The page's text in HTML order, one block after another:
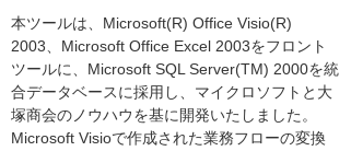
本ツールは、Microsoft(R) Office Visio(R)
2003、Microsoft Office Excel 2003をフロント
ツールに、Microsoft SQL Server(TM) 2000を統
合データベースに採用し、マイクロソフトと大
塚商会のノウハウを基に開発いたしました。
Microsoft Visioで作成された業務フローの変換